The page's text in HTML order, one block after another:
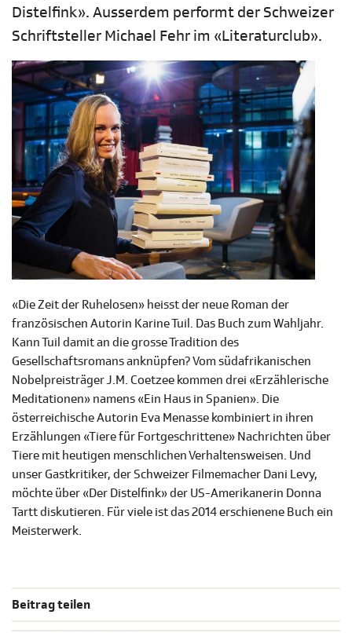
Distelfink». Ausserdem performt der Schweizer
Schriftsteller Michael Fehr im «Literaturclub».
«Die Zeit der Ruhelosen» heisst der neue Roman der
französischen Autorin Karine Tuil. Das Buch zum Wahljahr.
Kann Tuil damit an die grosse Tradition des
Gesellschaftsromans anknüpfen? Vom südafrikanischen
Nobelpreisträger J.M. Coetzee kommen drei «Erzählerische
Meditationen» namens «Ein Haus in Spanien». Die
österreichische Autorin Eva Menasse kombiniert in ihren
Erzählungen «Tiere für Fortgeschrittene» Nachrichten über
Tiere mit heutigen menschlichen Verhaltensweisen. Und
unser Gastkritiker, der Schweizer Filmemacher Dani Levy,
möchte über «Der Distelfink» der US-Amerikanerin Donna
Tartt diskutieren. Für viele ist das 2014 erschienene Buch ein
Meisterwerk.
Beitrag teilen